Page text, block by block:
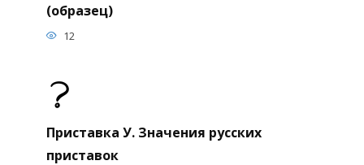
(образец)
12
Приставка У. Значения русских
приставок